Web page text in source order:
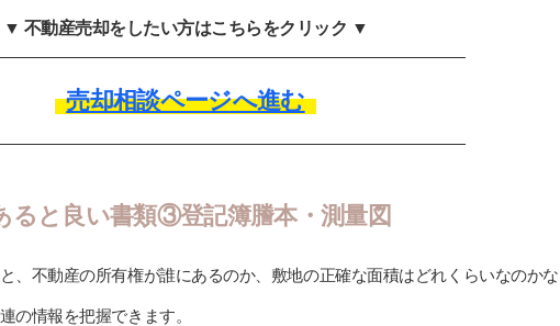
▼ 不動産売却をしたい方はこちらをクリック ▼
売却相談ページへ進む
ると良い書類③登記簿謄本・測量図
、不動産の所有権が誰にあるのか、敷地の正確な面積はどれくらいなのかな
の情報を把握できます。